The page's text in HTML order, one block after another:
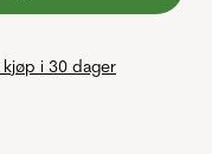
i 30 dager